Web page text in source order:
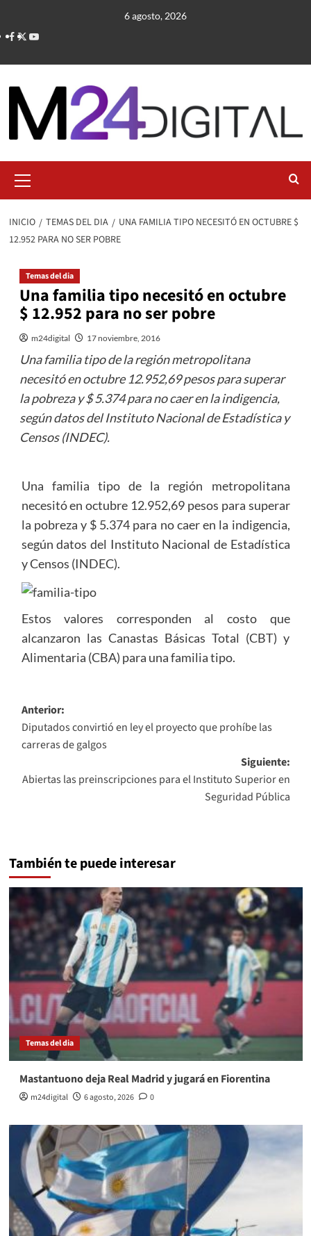
contenido
6 agosto, 2026
primario
INICIO TEMAS DEL DIA
UNA FAMILIA TIPO NECESITÓ EN OCTUBRE $
12.952 PARA NO SER POBRE
Temas del dia
Una familia tipo necesitó en octubre
$ 12.952 para no ser pobre
m24digital 17 noviembre, 2016
Una familia tipo de la región metropolitana
necesitó en octubre 12.952,69 pesos para superar
la pobreza y $ 5.374 para no caer en la indigencia,
según datos del Instituto Nacional de Estadística y
Censos (INDEC).
Una familia tipo de la región metropolitana
necesitó en octubre 12.952,69 pesos para superar
la pobreza y $ 5.374 para no caer en la indigencia,
según datos del Instituto Nacional de Estadística
y Censos (INDEC).
Estos valores corresponden al costo que
alcanzaron las Canastas Básicas Total (CBT) y
Alimentaria (CBA) para una familia tipo.
Navegación
de
entradas
Anterior:
Diputados convirtió en ley el proyecto que prohíbe las
carreras de galgos
Siguiente:
Abiertas las preinscripciones para el Instituto Superior en
Seguridad Pública
También te puede interesar
Temas del dia
Mastantuono deja Real Madrid y jugará en Fiorentina
m24digital 6 agosto, 2026 0